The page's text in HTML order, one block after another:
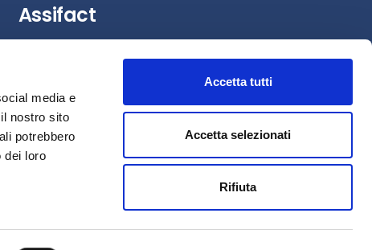
media e
nostro sito
potrebbero
dei loro
Accetta tutti
Accetta selezionati
Rifiuta
Assifact
Largo Augusto, 3 –20122 Milano (MI)
Fax: +39 0276020159
Mail:assifact@assifact.it